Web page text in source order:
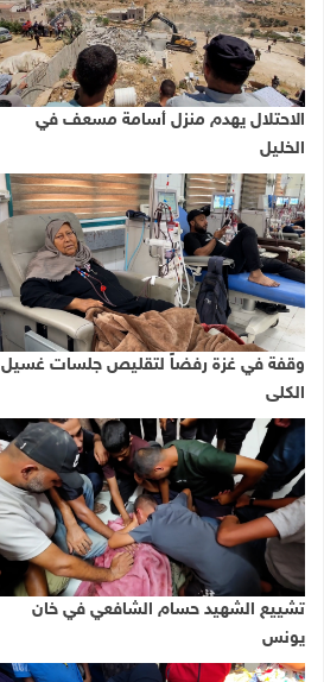
الاحتلال يهدم منزل أسامة مسعف في
الخليل
وقفة في غزة رفضاً لتقليص جلسات غسيل
الكلى
تشييع الشهيد حسام الشافعي في خان
يونس